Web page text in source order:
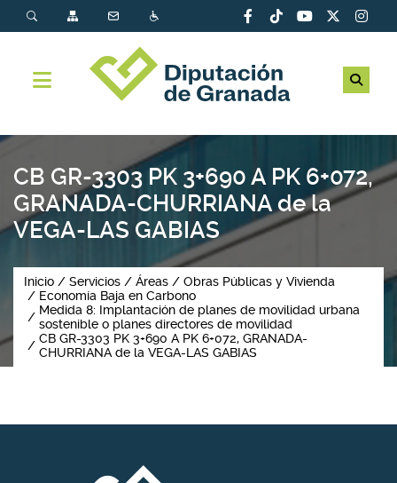
CB GR-3303 PK 3+690 A PK 6+072,
GRANADA-CHURRIANA de la
VEGA-LAS GABIAS
Inicio Servicios Áreas
Obras Públicas y Vivienda
Economía Baja en Carbono
Medida 8: Implantación de planes de movilidad urbana
sostenible o planes directores de movilidad
CB GR-3303 PK 3+690 A PK 6+072, GRANADA-
CHURRIANA de la VEGA-LAS GABIAS